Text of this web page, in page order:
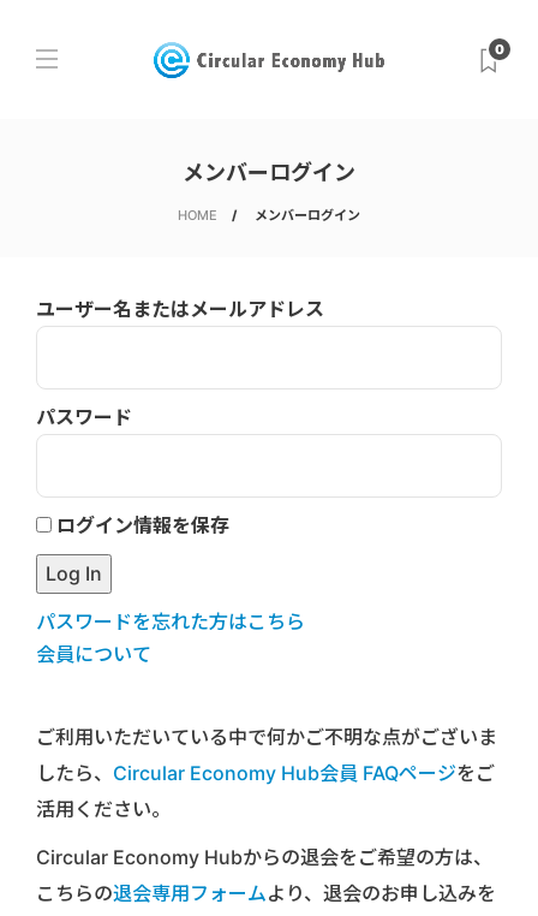
0
メンバーログイン
HOME メンバーログイン
ユーザー名またはメールアドレス
パスワード
ログイン情報を保存
パスワードを忘れた方はこちら
会員について
ご利用いただいている中で何かご不明な点がございま
したら、 Circular Economy Hub会員 FAQページをご
活用ください。
Circular Economy Hubからの退会をご希望の方は、
こちらの退会専用フォームより、退会のお申し込みを